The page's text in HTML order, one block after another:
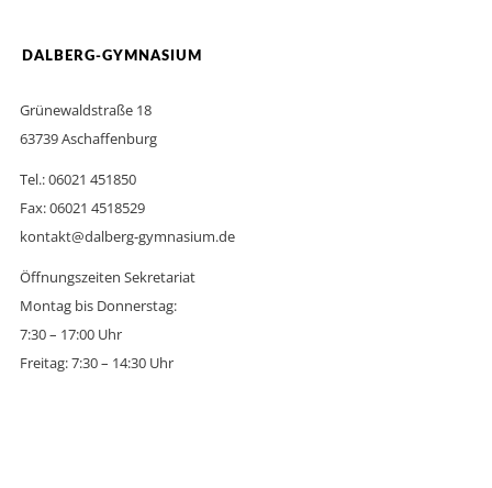
DALBERG-GYMNASIUM
Grünewaldstraße 18
63739 Aschaffenburg
Tel.: 06021 451850
Fax: 06021 4518529
kontakt@dalberg-gymnasium.de
Öffnungszeiten Sekretariat
Montag bis Donnerstag:
7:30 – 17:00 Uhr
Freitag: 7:30 – 14:30 Uhr